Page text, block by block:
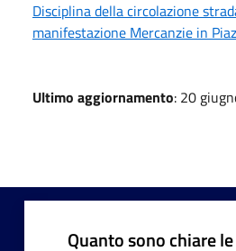
Disciplina della circolazione
manifestazione Mercanzie in
Ultimo aggiornamento: 20
Quanto sono chiare